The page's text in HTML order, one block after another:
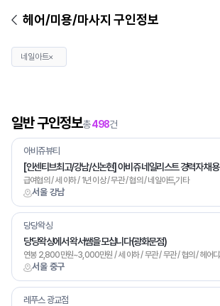
헤어/미용/마사지 구인정보
네일아트×
일반 구인정보총498건
서울 강남
아비쥬뷰티
[인센티브최고/강남/신논현] 아비쥬 네일리스트 경력자 채용
급여협의 / 세 이하 / 1년 이상 / 무관 / 협의 / 네일아트,기타
서울 중구
당당왁싱
당당왁싱에서 왁서쌤을 모십니다(광화문점)
레푸스 광교점